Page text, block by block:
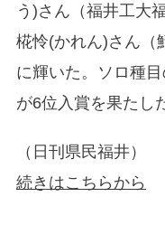
う)さん（福井工大
椛怜(かれん)さん（
に輝いた。ソロ種
が6位入賞を果たし
（日刊県民福井）
続きはこちらから